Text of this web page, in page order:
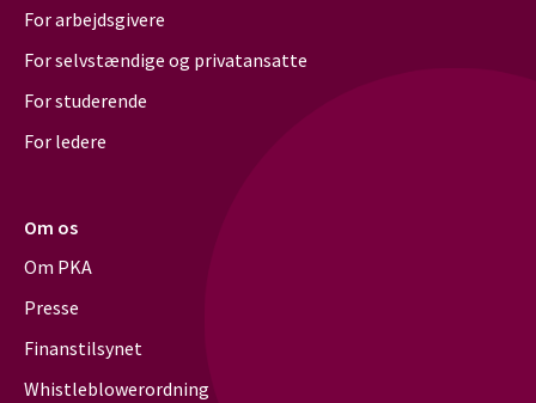
For arbejdsgivere
For selvstændige og privatansatte
For studerende
For ledere
Om os
Om PKA
Presse
Finanstilsynet
Whistleblowerordning